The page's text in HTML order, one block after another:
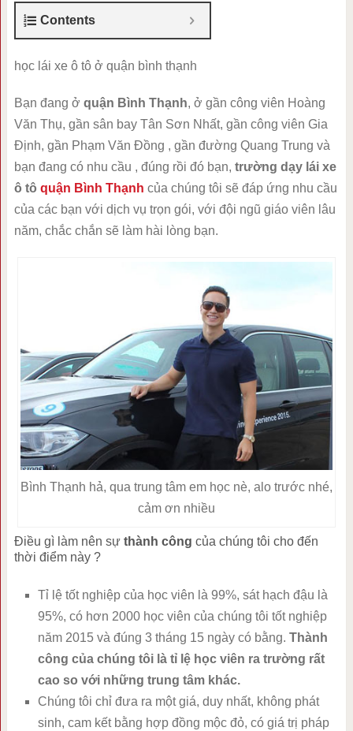
Contents
học lái xe ô tô ở quận bình thạnh
Bạn đang ở quận Bình Thạnh, ở gần công viên Hoàng
Văn Thụ, gần sân bay Tân Sơn Nhất, gần công viên Gia
Định, gần Phạm Văn Đồng , gần đường Quang Trung và
bạn đang có nhu cầu , đúng rồi đó bạn, trường dạy lái xe
ô tô quận Bình Thạnh của chúng tôi sẽ đáp ứng nhu cầu
của các bạn với dịch vụ trọn gói, với đội ngũ giáo viên lâu
năm, chắc chắn sẽ làm hài lòng bạn.
Bình Thạnh hả, qua trung tâm em học nè, alo trước nhé,
cảm ơn nhiều
Điều gì làm nên sự thành công của chúng tôi cho đến
thời điểm này ?
Tỉ lệ tốt nghiệp của học viên là 99%, sát hạch đậu là
95%, có hơn 2000 học viên của chúng tôi tốt nghiệp
năm 2015 và đúng 3 tháng 15 ngày có bằng. Thành
công của chúng tôi là tỉ lệ học viên ra trường rất
cao so với những trung tâm khác.
Chúng tôi chỉ đưa ra một giá, duy nhất, không phát
sinh, cam kết bằng hợp đồng mộc đỏ, có giá trị pháp